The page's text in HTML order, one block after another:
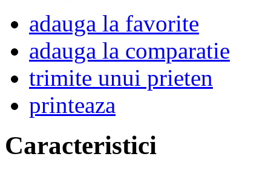
adauga la favorite
adauga la comparatie
trimite unui prieten
printeaza
Caracteristici